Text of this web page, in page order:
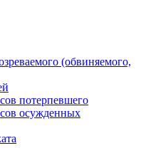
(обвиняемого,
потерпевшего
осужденных